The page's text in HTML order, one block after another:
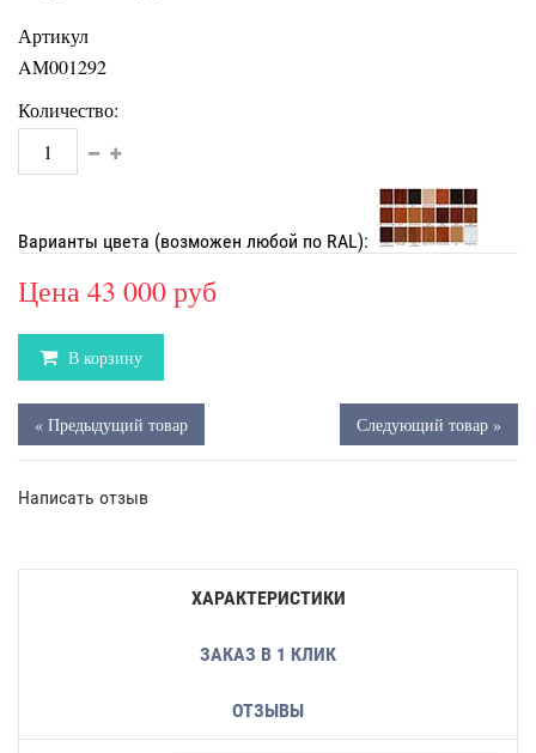
Артикул
AM001292
Количество:
Варианты цвета (возможен любой по RAL):
Цена43 000 руб
В корзину
« Предыдущий товар Следующий товар »
Написать отзыв
ХАРАКТЕРИСТИКИ
ЗАКАЗ В 1 КЛИК
ОТЗЫВЫ